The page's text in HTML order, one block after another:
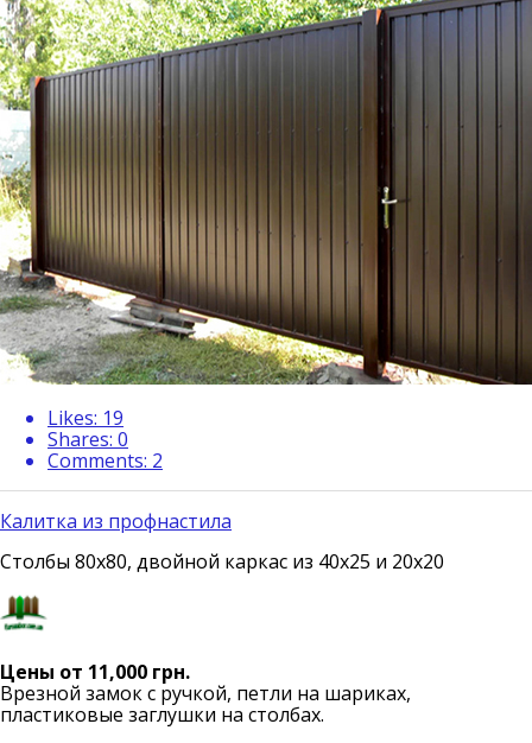
Likes: 19
Shares: 0
Comments: 2
Калитка из профнастила
Столбы 80х80, двойной каркас из 40х25 и 20х20
Цены от 11,000 грн.
Врезной замок с ручкой, петли на шариках,
пластиковые заглушки на столбах.